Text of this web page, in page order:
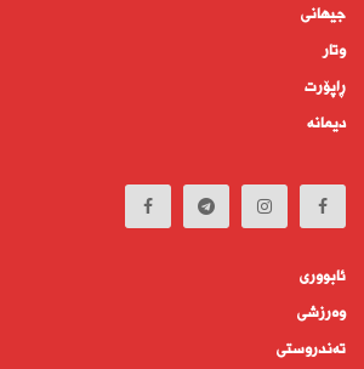
جیهانى
وتار
ڕاپۆرت
دیمانە
ئابوورى
وەرزشی
تەندروستى